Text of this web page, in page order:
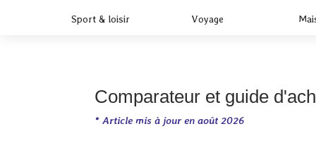
Sport & loisir Voyage
Comparateur et guide
* Article mis à jour en août 2026